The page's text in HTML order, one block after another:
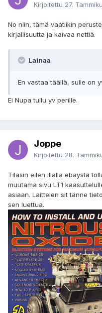
Kirjoitettu 27.
No niin, tämä vaatiikin
kirjallisuutta ja kaivaa nettiä.
Lainaa
En vastaa täällä, sulle on
Ei Nupa tullu yv perille.
Joppe
Kirjoitettu 28.
Tilasin eilen illalla ebaystä
muutama sivu LT1
asiaan. Laittelen sit tänne
sen luettua.